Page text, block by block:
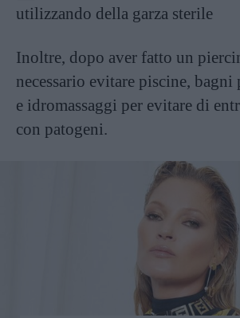
utilizzando della garza sterile
Inoltre, dopo aver fatto un
necessario evitare piscine,
e idromassaggi per evitare di
con patogeni.